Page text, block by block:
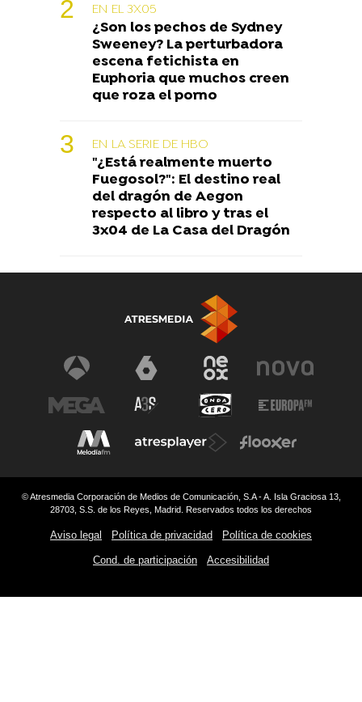
EN EL 3X05
¿Son los pechos de Sydney
Sweeney? La perturbadora
escena fetichista en
Euphoria que muchos creen
que roza el porno
EN LA SERIE DE HBO
"¿Está realmente muerto
Fuegosol?": El destino real
del dragón de Aegon
respecto al libro y tras el
3x04 de La Casa del Dragón
© Atresmedia Corporación de Medios de Comunicación, S.A - A. Isla Graciosa 13,
28703, S.S. de los Reyes, Madrid. Reservados todos los derechos
Aviso legal Política de privacidad Política de cookies
Cond. de participación Accesibilidad